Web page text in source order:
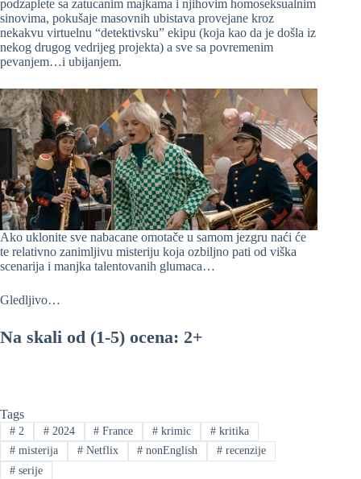
podzaplete sa zatucanim majkama i njihovim homoseksualnim
sinovima, pokušaje masovnih ubistava provejane kroz
nekakvu virtuelnu “detektivsku” ekipu (koja kao da je došla iz
nekog drugog vedrijeg projekta) a sve sa povremenim
pevanjem…i ubijanjem.
Ako uklonite sve nabacane omotače u samom jezgru naći će
te relativno zanimljivu misteriju koja ozbiljno pati od viška
scenarija i manjka talentovanih glumaca…
Gledljivo…
Na skali od (1-5) ocena: 2+
Tags
#2 #2024 # France # krimic # kritika
#misterija #Netflix # nonEnglish # recenzije
#serije